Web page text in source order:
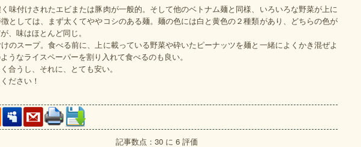
味付けされたエビまたは豚肉が一般的。そして他のベトナム麺と同様、いろいろな野菜が上に
としては、まず太くてややコシのある麺。麺の色には白と黄色の２種類があり、どちらの色が
、味はほとんど同じ。
のスープ。食べる前に、上に載っている野菜や砕いたピーナッツを麺と一緒によくかき混ぜよ
うなライスペーパーを割り入れて食べるのも良い。
合うし、それに、とても安い。
ださい！
記事数点：30 に 6 評価